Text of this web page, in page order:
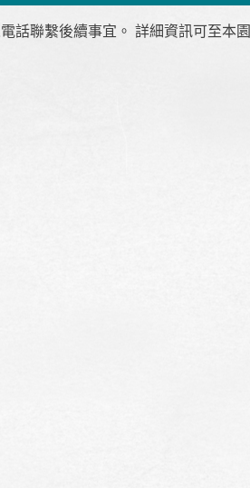
話聯繫後續事宜。 詳細資訊可至本